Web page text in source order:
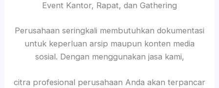
Event Kantor, Rapat, dan Gathering
Perusahaan seringkali membutuhkan dokumentasi
untuk keperluan arsip maupun konten media
sosial. Dengan menggunakan jasa kami,
citra profesional perusahaan Anda akan terpancar